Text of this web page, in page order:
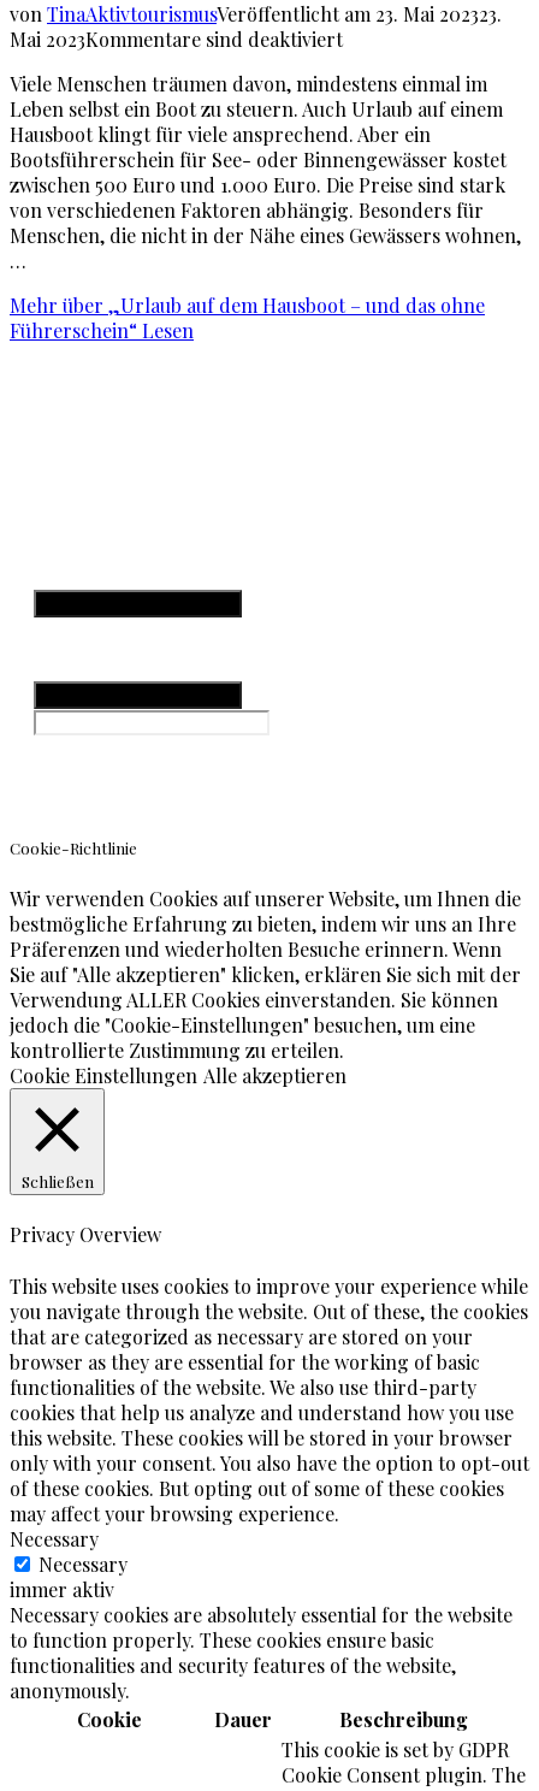
von TinaAktivtourismusVeröffentlicht am 23. Mai 202323.
Mai 2023Kommentare sind deaktiviert
Viele Menschen träumen davon, mindestens einmal im
Leben selbst ein Boot zu steuern. Auch Urlaub auf einem
Hausboot klingt für viele ansprechend. Aber ein
Bootsführerschein für See- oder Binnengewässer kostet
zwischen 500 Euro und 1.000 Euro. Die Preise sind stark
von verschiedenen Faktoren abhängig. Besonders für
Menschen, die nicht in der Nähe eines Gewässers wohnen,
…
Mehr über „Urlaub auf dem Hausboot – und das ohne
Führerschein“ Lesen
Cookie-Richtlinie
Wir verwenden Cookies auf unserer Website, um Ihnen die
bestmögliche Erfahrung zu bieten, indem wir uns an Ihre
Präferenzen und wiederholten Besuche erinnern. Wenn
Sie auf "Alle akzeptieren" klicken, erklären Sie sich mit der
Verwendung ALLER Cookies einverstanden. Sie können
jedoch die "Cookie-Einstellungen" besuchen, um eine
kontrollierte Zustimmung zu erteilen.
Cookie Einstellungen Alle akzeptieren
Schließen
Privacy Overview
This website uses cookies to improve your experience while
you navigate through the website. Out of these, the cookies
that are categorized as necessary are stored on your
browser as they are essential for the working of basic
functionalities of the website. We also use third-party
cookies that help us analyze and understand how you use
this website. These cookies will be stored in your browser
only with your consent. You also have the option to opt-out
of these cookies. But opting out of some of these cookies
may affect your browsing experience.
Necessary
Necessary
immer aktiv
Necessary cookies are absolutely essential for the website
to function properly. These cookies ensure basic
functionalities and security features of the website,
anonymously.
Cookie
Dauer Beschreibung
This cookie is set by GDPR
Cookie Consent plugin. The